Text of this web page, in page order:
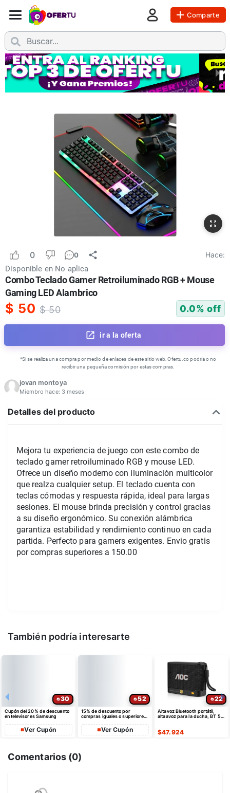
Comparte
0 0 Hace:
Disponible en No aplica
Combo Teclado Gamer Retroiluminado RGB + Mouse
Gaming LED Alambrico
$ 50 $50 0.0% off
ir a la oferta
*Si se realiza una compra por medio de enlaces de este sitio web, Ofertu.co podría o no
recibir una pequeña comisión por estas compras.
jovan montoya
Miembro hace: 3 meses
Detalles del producto
Mejora tu experiencia de juego con este combo de
teclado gamer retroiluminado RGB y mouse LED.
Ofrece un diseño moderno con iluminación multicolor
que realza cualquier setup. El teclado cuenta con
teclas cómodas y respuesta rápida, ideal para largas
sesiones. El mouse brinda precisión y control gracias
a su diseño ergonómico. Su conexión alámbrica
garantiza estabilidad y rendimiento continuo en cada
partida. Perfecto para gamers exigentes. Envio gratis
por compras superiores a 150.00
También podría interesarte
30
Cupón del 20% de descuento
en televisores Samsung
Ver Cupón
52
15% de descuento por
compras iguales o superiores
de dto
Ver Cupón
22
Altavoz Bluetooth portátil,
altaavoz para la ducha, BT 5.4
$47.924
Comentarios (0)